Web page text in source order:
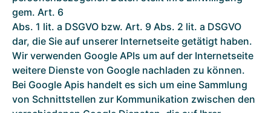
gem. Art. 6
Abs. 1 lit. a DSGVO bzw. Art. 9 Abs. 2 lit. a DSGVO
dar, die Sie auf unserer Internetseite getätigt haben.
Wir verwenden Google APIs um auf der Internetseite
weitere Dienste von Google nachladen zu können.
Bei Google Apis handelt es sich um eine Sammlung
von Schnittstellen zur Kommunikation zwischen den